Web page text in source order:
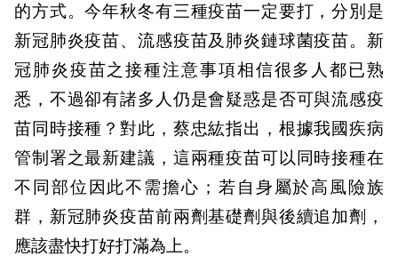
的方式。今年秋冬有三種疫苗一定要打，分別是
新冠肺炎疫苗、流感疫苗及肺炎鏈球菌疫苗。新
冠肺炎疫苗之接種注意事項相信很多人都已熟
悉，不過卻有諸多人仍是會疑惑是否可與流感疫
苗同時接種？對此，蔡忠紘指出，根據我國疾病
管制署之最新建議，這兩種疫苗可以同時接種在
不同部位因此不需擔心；若自身屬於高風險族
群，新冠肺炎疫苗前兩劑基礎劑與後續追加劑，
應該盡快打好打滿為上。